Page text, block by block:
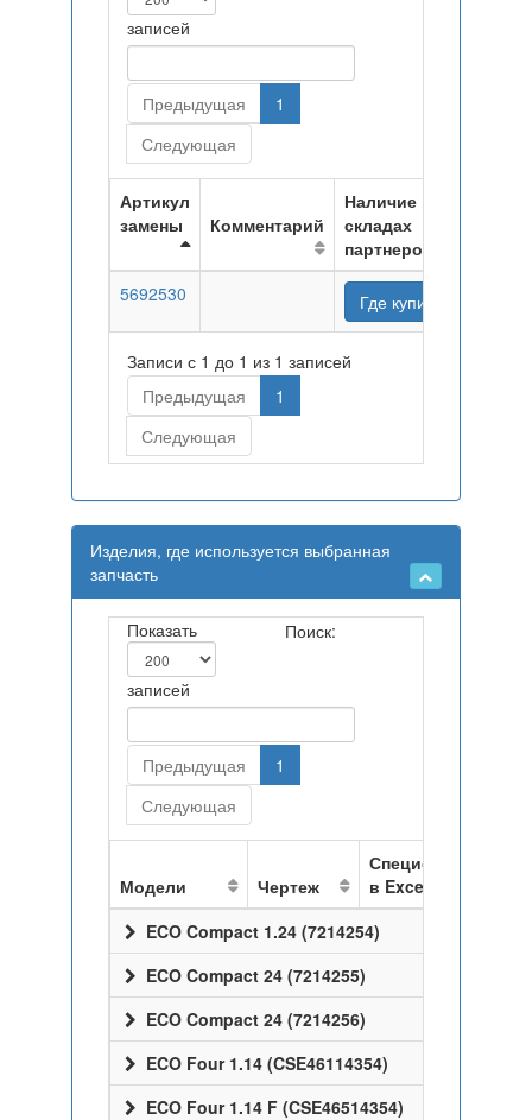
записей
Предыдущая
1
Следующая
Артикул
замены
Комментарий
Наличие на
складах
партнеров
5692530
Где купить
Записи с 1 до 1 из 1 записей
Предыдущая
1
Следующая
Изделия, где используется выбранная
запчасть
Показать
записей
Поиск:
Предыдущая
1
Следующая
Модели Чертеж
Спецификация
в Excel
ECO Compact 1.24 (7214254)
ECO Compact 24 (7214255)
ECO Compact 24 (7214256)
ECO Four 1.14 (CSE46114354)
ECO Four 1.14 F (CSE46514354)